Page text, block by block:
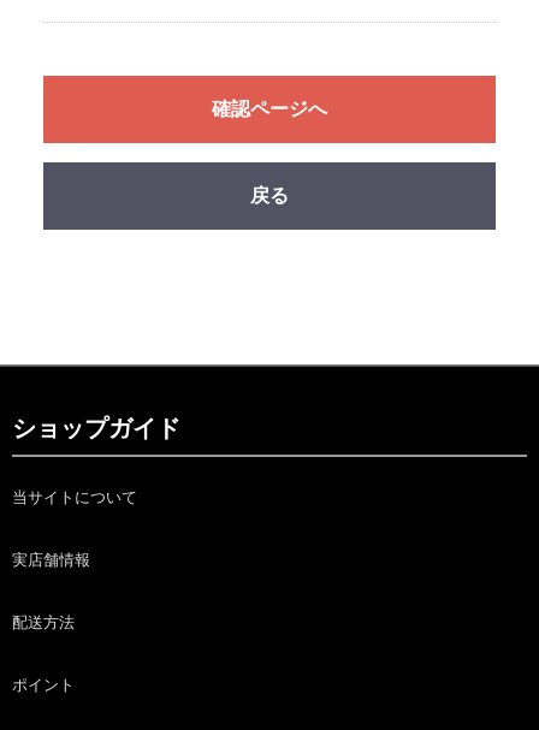
確認ページへ
戻る
ショップガイド
当サイトについて
実店舗情報
配送方法
ポイント